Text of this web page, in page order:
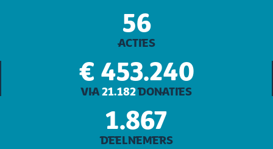
56
ACTIES
€ 453.240
VIA21.182DONATIES
1.867
DEELNEMERS